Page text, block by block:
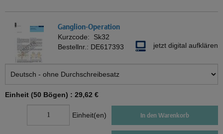
Ganglion-Operation
Kurzcode: Sk32
Bestellnr.: DE617393 jetzt digital aufklären
Einheit (50 Bögen) : 29,62 €
Einheit(en) In den Warenkorb